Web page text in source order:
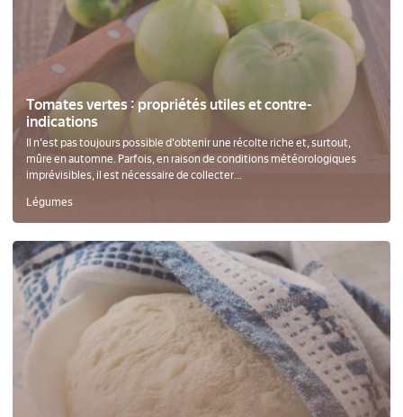
Tomates vertes : propriétés utiles et contre-
indications
Il n'est pas toujours possible d'obtenir une récolte riche et, surtout,
mûre en automne. Parfois, en raison de conditions météorologiques
imprévisibles, il est nécessaire de collecter...
Légumes